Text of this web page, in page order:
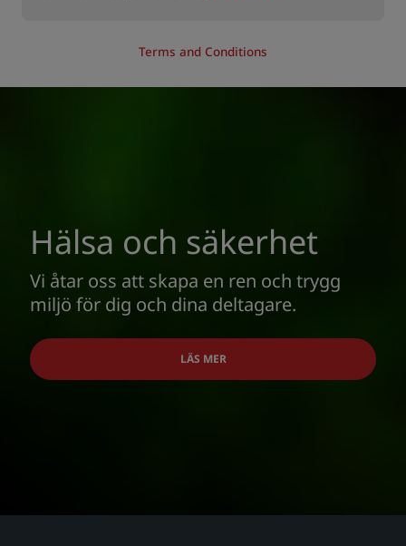
Terms and Conditions
Hälsa och säkerhet
Vi åtar oss att skapa en ren och trygg
miljö för dig och dina deltagare.
LÄS MER